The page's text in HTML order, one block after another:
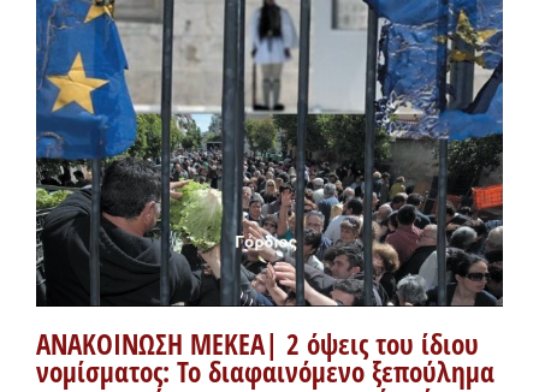
ΑΝΑΚΟΙΝΩΣΗ ΜΕΚΕΑ| 2 όψεις του ίδιου
νομίσματος: Το διαφαινόμενο ξεπούλημα